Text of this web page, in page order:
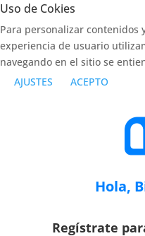
Uso de Cokies
Para personalizar
experiencia de usuario
navegando en el sitio se
AJUSTES
ACEPTO
Hola,
Regístrate